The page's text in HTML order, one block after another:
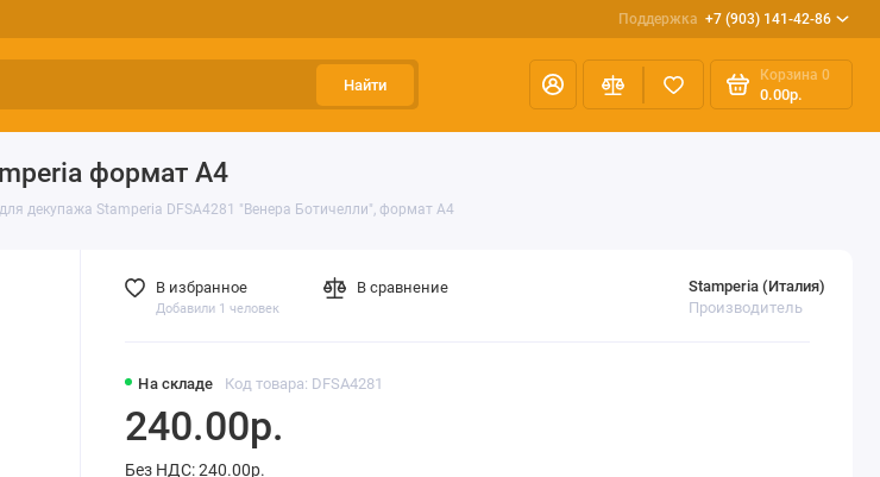
Поддержка +7 (903) 141-42-86
Найти
Корзина 0
0.00р.
формат А4
декупажа Stamperia DFSA4281 "Венера Ботичелли", формат А4
На складе Код товара: DFSA4281
Stamperia (Италия)
Производитель
240.00р.
Без НДС: 240.00р.
В избранное
Добавили 1 человек
В сравнение